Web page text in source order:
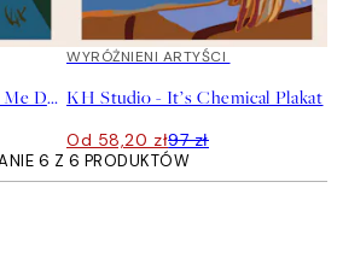
KH Studio - Let You Let Me Down Plakat
40%*
WYRÓŻNIENI ARTYŚCI
KH Studio - It’s Chemical Plakat
Od 58,20 zł97 zł
6 Z 6 PRODUKTÓW